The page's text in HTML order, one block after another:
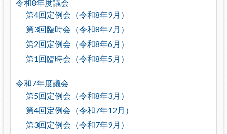
令和8年度議会
第4回定例会（令和8年9月）
第3回臨時会（令和8年7月）
第2回定例会（令和8年6月）
第1回臨時会（令和8年5月）
令和7年度議会
第5回定例会（令和8年3月）
第4回定例会（令和7年12月）
第3回定例会（令和7年9月）